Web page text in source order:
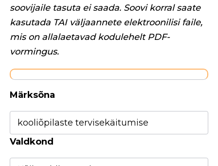
soovijaile tasuta ei saada. Soovi korral saate
kasutada TAI väljaannete elektroonilisi faile,
mis on allalaetavad kodulehelt PDF-
vormingus.
Märksõna
Valdkond